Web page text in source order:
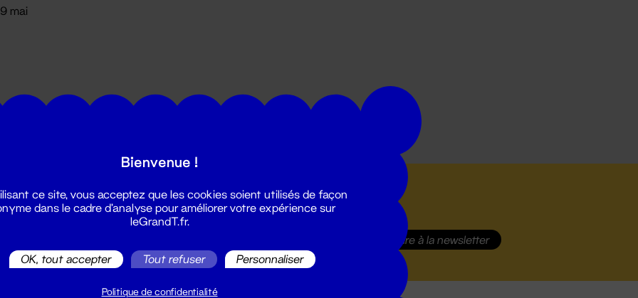
mai
les actualités du Grand T :
S'inscrire à la newsletter
Bienvenue !
ce site, vous acceptez que les cookies soient utilisés de façon
dans le cadre d'analyse pour améliorer votre expérience sur
leGrandT.fr.
OK, tout accepter Tout refuser Personnaliser
Politique de confidentialité